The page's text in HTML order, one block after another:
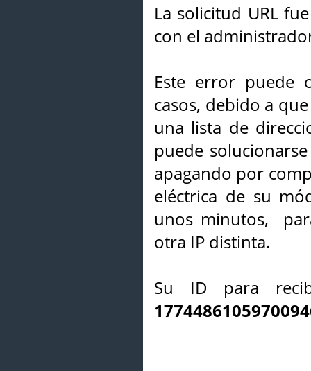
La solicitud URL
con el
Este error puede
casos, debido a
una lista de
puede
apagando por
eléctrica de su
unos minutos,
otra IP distinta.
Su ID para